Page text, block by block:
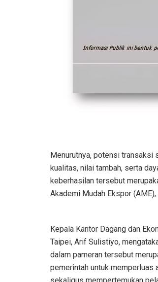
Menurutnya, potensi transaksi
kualitas, nilai tambah, serta
keberhasilan tersebut
Akademi Mudah Ekspor
Kepala Kantor Dagang dan
Taipei, Arif Sulistiyo,
dalam pameran tersebut
pemerintah untuk memperluas